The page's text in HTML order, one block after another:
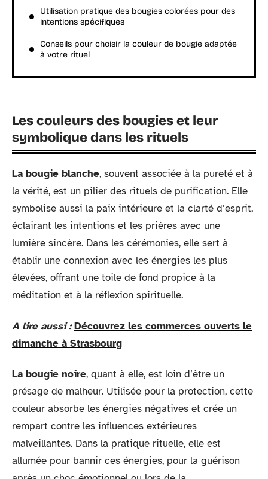
Utilisation pratique des bougies colorées pour des
intentions spécifiques
Conseils pour choisir la couleur de bougie adaptée
à votre rituel
Les couleurs des bougies et leur
symbolique dans les rituels
La bougie blanche, souvent associée à la pureté et à
la vérité, est un pilier des rituels de purification. Elle
symbolise aussi la paix intérieure et la clarté d’esprit,
éclairant les intentions et les prières avec une
lumière sincère. Dans les cérémonies, elle sert à
établir une connexion avec les énergies les plus
élevées, offrant une toile de fond propice à la
méditation et à la réflexion spirituelle.
A lire aussi : Découvrez les commerces ouverts le
dimanche à Strasbourg
La bougie noire, quant à elle, est loin d’être un
présage de malheur. Utilisée pour la protection, cette
couleur absorbe les énergies négatives et crée un
rempart contre les influences extérieures
malveillantes. Dans la pratique rituelle, elle est
allumée pour bannir ces énergies, pour la guérison